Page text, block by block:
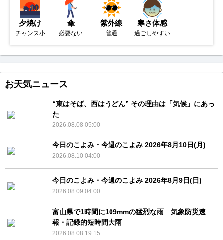
夕焼け
チャンス小
傘
必要ない
紫外線
普通
寒さ体感
過ごしやすい
お天気ニュース
“東はそば、西はうどん” その理由は「気候」にあっ
た
2026.08.08 05:00
今日のこよみ・今週のこよみ 2026年8月10日(月)
2026.08.10 04:00
今日のこよみ・今週のこよみ 2026年8月9日(日)
2026.08.09 04:00
富山県で1時間に109mmの猛烈な雨 気象防災速
報・記録的短時間大雨
2026.08.08 19:15